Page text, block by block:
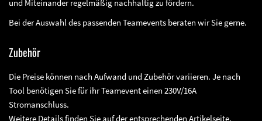
und Miteinander regelmäßig nachhaltig zu fördern.
Bei der Auswahl des passenden Teamevents beraten wir Sie gerne.
Zubehör
Die Preise können nach Aufwand und Zubehör variieren. Je nach
Tool benötigen Sie für ihr Teamevent einen 230V/16A
Stromanschluss.
Weitere Details finden Sie auf der entsprechenden Artikelseite.